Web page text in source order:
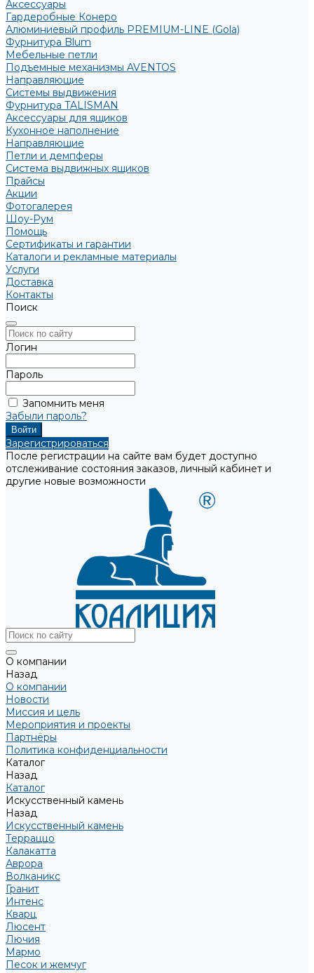
Аксессуары
Гардеробные Конеро
Алюминиевый профиль PREMIUM-LINE (Gola)
Фурнитура Blum
Мебельные петли
Подъемные механизмы AVENTOS
Направляющие
Системы выдвижения
Фурнитура TALISMAN
Аксессуары для ящиков
Кухонное наполнение
Направляющие
Петли и демпферы
Система выдвижных ящиков
Прайсы
Акции
Фотогалерея
Шоу-Рум
Помощь
Сертификаты и гарантии
Каталоги и рекламные материалы
Услуги
Доставка
Контакты
Поиск
Логин
Пароль
Запомнить меня
Забыли пароль?
Зарегистрироваться
После регистрации на сайте вам будет доступно
отслеживание состояния заказов, личный кабинет и
другие новые возможности
О компании
Назад
О компании
Новости
Миссия и цель
Мероприятия и проекты
Партнёры
Политика конфиденциальности
Каталог
Назад
Каталог
Искусственный камень
Назад
Искусственный камень
Терраццо
Калакатта
Аврора
Волканикс
Гранит
Интенс
Кварц
Люсент
Лючия
Мармо
Песок и жемчуг